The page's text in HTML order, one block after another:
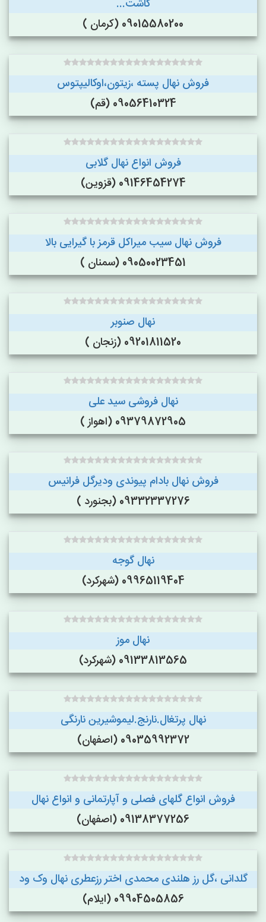
کاشت...
09015580200 (کرمان )
فروش نهال پسته ،زیتون،اوکالیپتوس
09056410324 (قم)
فروش انواع نهال گلابی
09146454274 (قزوین)
فروش نهال سیب میراکل قرمز با گیرایی بالا
09050023451 (سمنان )
نهال صنوبر
09201811520 (زنجان )
نهال فروشی سید علی
09379872905 (اهواز )
فروش نهال بادام پیوندی ودیرگل فرانیس
09332337276 (بجنورد )
نهال گوجه
09965119404 (شهرکرد)
نهال موز
09133813565 (شهرکرد)
نهال پرتغال.نارنج.لیموشیرین نارنگی
09035992372 (اصفهان)
فروش انواع گلهای فصلی و آپارتمانی و انواع نهال
09138377256 (اصفهان)
گلدانی ،گل رز هلندی محمدی اختر رزعطری نهال وک ود
09904505856 (ایلام)